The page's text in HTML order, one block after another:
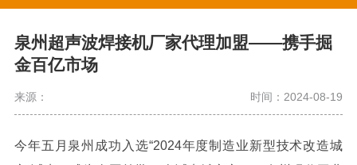
泉州超声波焊接机厂家代理加盟——携手掘
金百亿市场
来源： 时间：2024-08-19
今年五月泉州成功入选“2024年度制造业新型技术改造城